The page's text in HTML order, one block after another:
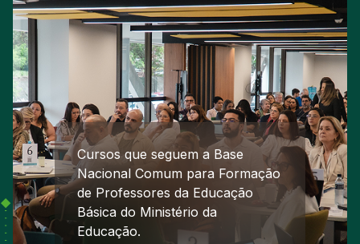
Cursos que seguem a Base
Nacional Comum para Formação
de Professores da Educação
Básica do Ministério da
Educação.